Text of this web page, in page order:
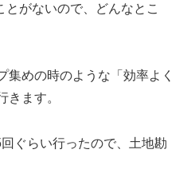
がないので、どんなとこ
集めの時のような「効率よく
きます。
ぐらい行ったので、土地勘